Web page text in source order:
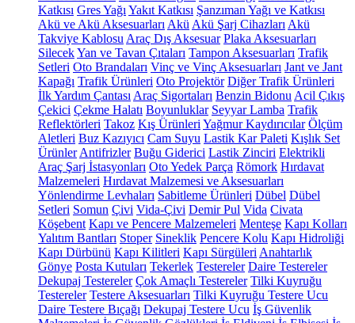
Katkısı Gres Yağı Yakıt Katkısı Şanzıman Yağı ve Katkısı
Akü ve Akü Aksesuarları Akü Akü Şarj Cihazları Akü
Takviye Kablosu Araç Dış Aksesuar Plaka Aksesuarları
SilecekYan ve Tavan Çıtaları Tampon Aksesuarları Trafik
Setleri Oto Brandaları Vinç ve Vinç Aksesuarları Jant ve Jant
Kapağı Trafik Ürünleri Oto Projektör Diğer Trafik Ürünleri
İlk Yardım Çantası Araç Sigortaları Benzin Bidonu Acil Çıkış
Çekici Çekme Halatı Boyunluklar Seyyar Lamba Trafik
Reflektörleri Takoz Kış Ürünleri Yağmur Kaydırıcılar Ölçüm
Aletleri Buz Kazıyıcı Cam Suyu Lastik Kar Paleti Kışlık Set
Ürünler Antifrizler Buğu Giderici Lastik Zinciri Elektrikli
Araç Şarj İstasyonları Oto Yedek Parça Römork Hırdavat
Malzemeleri Hırdavat Malzemesi ve Aksesuarları
Yönlendirme Levhaları Sabitleme Ürünleri Dübel Dübel
Setleri Somun Çivi Vida-Çivi Demir Pul Vida Civata
Köşebent Kapı ve Pencere Malzemeleri Menteşe Kapı Kolları
Yalıtım Bantları Stoper Sineklik Pencere Kolu Kapı Hidroliği
Kapı Dürbünü Kapı Kilitleri Kapı Sürgüleri Anahtarlık
Gönye Posta Kutuları Tekerlek Testereler Daire Testereler
Dekupaj Testereler Çok Amaçlı Testereler Tilki Kuyruğu
Testereler Testere Aksesuarları Tilki Kuyruğu Testere Ucu
Daire Testere Bıçağı Dekupaj Testere Ucu İş Güvenlik